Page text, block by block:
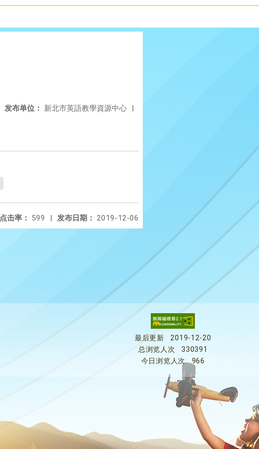
发布单位： 新北市英語教學資源中心 |
发布日期： 2019-12-06
点击率： 599 |
最后更新
2019-12-20
总浏览人次
330391
今日浏览人次
966